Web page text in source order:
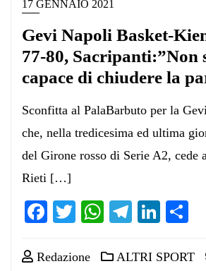
17 GENNAIO 2021
Gevi Napoli Basket-
77-80, Sacripanti:”Non
capace di chiudere la
Sconfitta al PalaBarbuto per la
che, nella tredicesima ed ultima
del Girone rosso di Serie A2, cede
Rieti […]
Facebook
TwitterWhatsApp
Telegram
Redazione ALTRI SPORT